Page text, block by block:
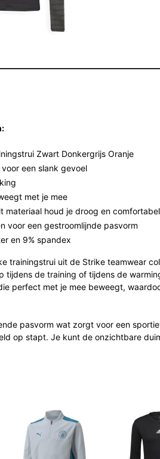
Zwart Donkergrijs Oranje
een slank gevoel
met je mee
materiaal houd je droog en comfortabel
voor een gestroomlijnde pasvorm
en 9% spandex
trainingstrui uit de Strike teamwear
tijdens de training of tijdens de
perfect met je mee beweegt,
pasvorm wat zorgt voor een
op stapt. Je kunt de onzichtbare